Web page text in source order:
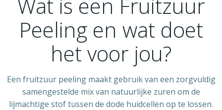
Wat is een Fruitzuur
Peeling en wat doet
het voor jou?
Een fruitzuur peeling maakt gebruik van een zorgvuldig
samengestelde mix van natuurlijke zuren om de
lijmachtige stof tussen de dode huidcellen op te lossen.